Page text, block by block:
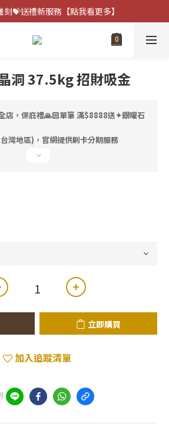
💝送禮新服務【點我看更多】
💝送禮新服務【點我看更多】
⚡指定黑曜石 任選兩件75折
洞 37.5kg 招財吸金
店，保庇禮🙏🏻單筆 滿$8888送✦銀曜石
灣地區)，官網提供刷卡分期服務
立即購買
加入追蹤清單